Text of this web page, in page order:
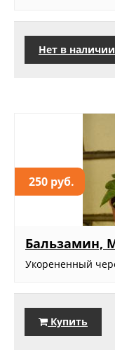
Нет в наличии
250 руб.
Бальзамин,
Укорененный
Купить